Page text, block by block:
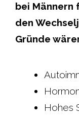
bei Männern
den
Gründe
Hohes